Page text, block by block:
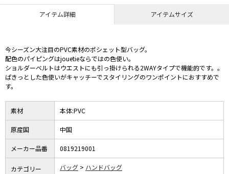
アイテム詳細 アイテムサイズ
今シーズン大注目のPVC素材のポシェット型バッグ。
配色のパイピングはjouetieならではの色使い。
ショルダーベルトはウエストにも引っ掛けられる2WAYタイプで機能的です。。
ぱきっとした色使いがキャッチーでスタイリングのワンポイントにおすすめで
す。
素材 本体:PVC
原産国 中国
メーカー品番 0819219001
カテゴリー バッグ ハンドバッグ